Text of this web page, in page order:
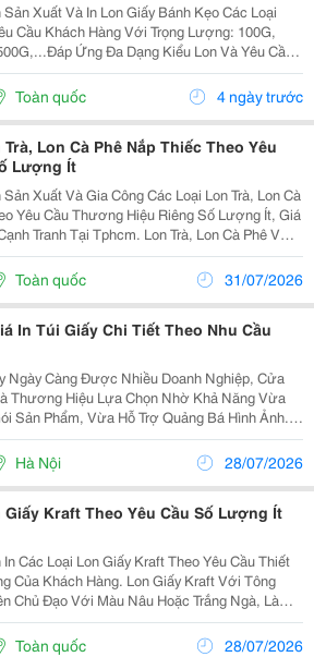
Sản Xuất Và In Lon Giấy Bánh Kẹo Các Loại
Cầu Khách Hàng Với Trọng Lượng: 100G,
Ứng Đa Dạng Kiểu Lon Và Yêu Cầu
Như Lon Giấy Nắp Giấy Ve Tròn, Lon Giấy Nắp
Giấy Nhôm, Lon Giấy 2 Lớp, Lon Giấy 1...
Toàn quốc 4 ngày trước
Trà, Lon Cà Phê Nắp Thiếc Theo Yêu
Lượng Ít
Sản Xuất Và Gia Công Các Loại Lon Trà, Lon Cà
Yêu Cầu Thương Hiệu Riêng Số Lượng Ít, Giá
Tranh Tại Tphcm. Lon Trà, Lon Cà Phê Với
Thước Đường Kính Từ Phi 54 Đến Phi
Chiều Cao Tùy Theo Nhu Cầu Khách Hàng....
Toàn quốc 31/07/2026
In Túi Giấy Chi Tiết Theo Nhu Cầu
Ngày Càng Được Nhiều Doanh Nghiệp, Cửa
Thương Hiệu Lựa Chọn Nhờ Khả Năng Vừa
Sản Phẩm, Vừa Hỗ Trợ Quảng Bá Hình Ảnh.
Xuất Hiện Trong Ngành Thời Trang, Mỹ
Thực Phẩm, Túi Giấy Còn Được Sử Dụng Phổ
Hà Nội 28/07/2026
Giấy Kraft Theo Yêu Cầu Số Lượng Ít
In Các Loại Lon Giấy Kraft Theo Yêu Cầu Thiết
Của Khách Hàng. Lon Giấy Kraft Với Tông
Chủ Đạo Với Màu Nâu Hoặc Trắng Ngà, Là
Sinh Thân Thiện Với Môi Trường, Tính
Và Dai. Lon Giấy Kraft Sẽ Mang Đến Sự
Toàn quốc 28/07/2026